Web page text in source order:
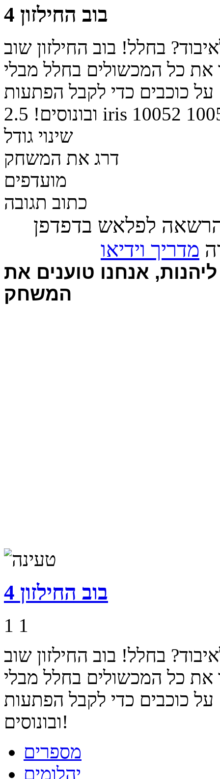
בוב החילזון 4
בחלל! בוב החילזון שוב
את כל המכשולים בחלל מבלי
כוכבים כדי לקבל הפתעות
ובונוסים! 2.5 iris 10052
שינוי גודל
דרג את המשחק
מועדפים
כתוב תגובה
לפלאש בדפדפן
מדריך וידיאו
אנחנו טוענים את
המשחק
בוב החילזון 4
1 1
בחלל! בוב החילזון שוב
את כל המכשולים בחלל מבלי
כוכבים כדי לקבל הפתעות
ובונוסים!
מספרים
יהלומים